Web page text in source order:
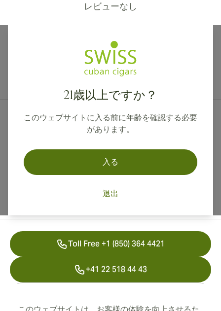
レビューなし
21歳以上ですか？
このウェブサイトに入る前に年齢を確認する必要
があります。
入る
退出
Toll Free +1 (850) 364 4421
+41 22 518 44 43